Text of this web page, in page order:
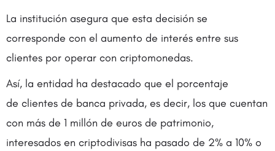
La institución asegura que esta decisión se
corresponde con el aumento de interés entre sus
clientes por operar con criptomonedas.
Así, la entidad ha destacado que el porcentaje
de clientes de banca privada, es decir, los que cuentan
con más de 1 millón de euros de patrimonio,
interesados en criptodivisas ha pasado de 2% a 10% o